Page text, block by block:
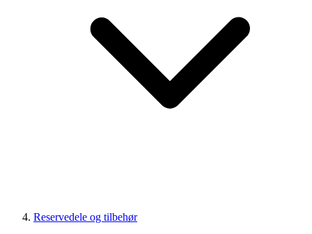
Reservedele og tilbehør